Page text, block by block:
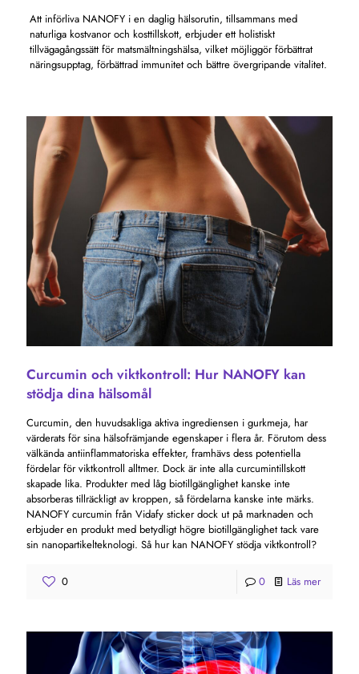
Att införliva NANOFY i en daglig hälsorutin, tillsammans med
naturliga kostvanor och kosttillskott, erbjuder ett holistiskt
tillvägagångssätt för matsmältningshälsa, vilket möjliggör förbättrat
näringsupptag, förbättrad immunitet och bättre övergripande vitalitet.
Curcumin och viktkontroll: Hur NANOFY kan
stödja dina hälsomål
Curcumin, den huvudsakliga aktiva ingrediensen i gurkmeja, har
värderats för sina hälsofrämjande egenskaper i flera år. Förutom dess
välkända antiinflammatoriska effekter, framhävs dess potentiella
fördelar för viktkontroll alltmer. Dock är inte alla curcumintillskott
skapade lika. Produkter med låg biotillgänglighet kanske inte
absorberas tillräckligt av kroppen, så fördelarna kanske inte märks.
NANOFY curcumin från Vidafy sticker dock ut på marknaden och
erbjuder en produkt med betydligt högre biotillgänglighet tack vare
sin nanopartikelteknologi. Så hur kan NANOFY stödja viktkontroll?
0 0 Läs mer